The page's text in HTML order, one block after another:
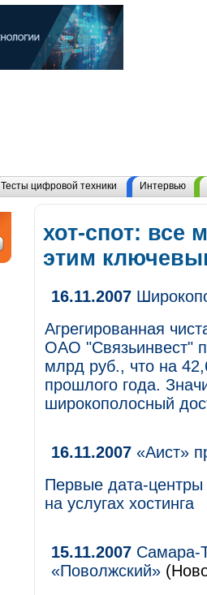
Тесты цифровой техники Интервью
хот-спот: все
этим
16.11.2007
Агрегированная
ОАО "Связьинвест"
млрд руб., что на
прошлого года.
широкополосный
16.11.2007 «Аист»
Первые дата-
на услугах хостинга
15.11.2007 Самара-
«Поволжский»